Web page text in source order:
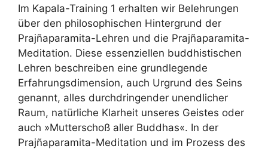
Im Kapala-Training 1 erhalten wir Belehrungen
über den philosophischen Hintergrund der
Prajñaparamita-Lehren und die Prajñaparamita-
Meditation. Diese essenziellen buddhistischen
Lehren beschreiben eine grundlegende
Erfahrungsdimension, auch Urgrund des Seins
genannt, alles durchdringender unendlicher
Raum, natürliche Klarheit unseres Geistes oder
auch »Mutterschoß aller Buddhas«. In der
Prajñaparamita-Meditation und im Prozess des